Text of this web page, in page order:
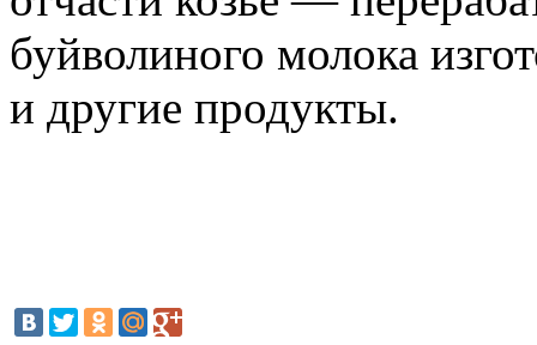
буйволиного молока
и другие продукты.